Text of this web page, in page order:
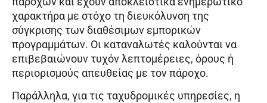
χαρακτήρα με στόχο τη διευκόλυνση της
σύγκρισης των διαθέσιμων εμπορικών
προγραμμάτων. Οι καταναλωτές καλούνται να
επιβεβαιώνουν τυχόν λεπτομέρειες, όρους ή
περιορισμούς απευθείας με τον πάροχο.
Παράλληλα, για τις ταχυδρομικές υπηρεσίες, η